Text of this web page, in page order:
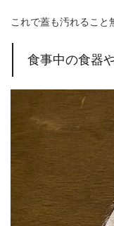
これで蓋も汚れること
食事中の食器